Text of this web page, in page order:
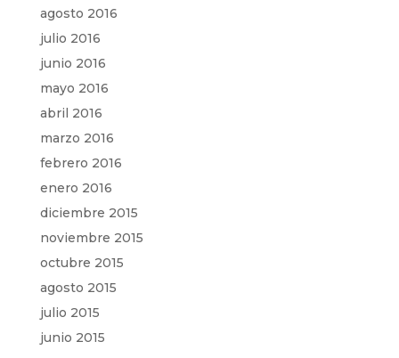
agosto 2016
julio 2016
junio 2016
mayo 2016
abril 2016
marzo 2016
febrero 2016
enero 2016
diciembre 2015
noviembre 2015
octubre 2015
agosto 2015
julio 2015
junio 2015